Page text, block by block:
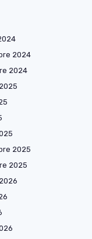
2024
2024
2025
2025